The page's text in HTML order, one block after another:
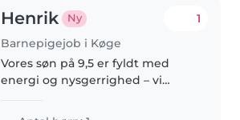
Henrik Ny
Barnepigejob i Køge
1
Vores søn på 9,5 er fyldt med
energi og nysgerrighed – vi
barnepige, der er vant til børn